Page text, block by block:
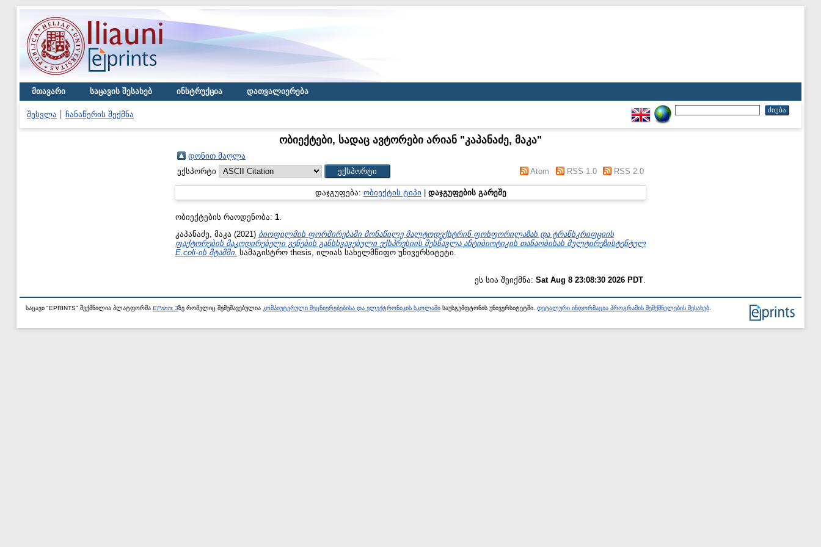
მთავარი საცავის შესახებ ინსტრუქცია დათვალიერება
შესვლა ჩანაწერის შექმნა
ობიექტები, სადაც ავტორები არიან "კაპანაძე, მაკა"
დონით მაღლა
ექსპორტი
Atom RSS 1.0 RSS 2.0
დაჯგუფება: ობიექტის ტიპი დაჯგუფების გარეშე
ობიექტების რაოდენობა: 1.
კაპანაძე, მაკა (2021) ბიოფილმის ფორმირებაში მონაწილე მალტოდექსტრინ ფოსფორილაზას და ტრანსკრიფციის
ფაქტორების მაკოდირებელი გენების განსხვავებული ექსპრესიის შესწავლა ანტიბიოტიკის თანაობისას მულტირეზისტენტულ
E.coli-ის შტამში. სამაგისტრო thesis, ილიას სახელმწიფო უნივერსიტეტი.
ეს სია შეიქმნა: Sat Aug 8 23:08:30 2026 PDT
საცავი "EPRINTS" შექმნილია პლატფორმა EPrints 3ზე რომელიც შემუშავებულია კომპიუტერული მეცნიერებებისა და ელექტრონიკის სკოლაში საუსგემფტონის უნივერსიტეტში. დეტალური ინფორმაცია პროგრამის შემქმნელების შესახებ